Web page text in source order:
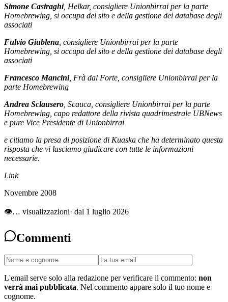
Simone Casiraghi, Helkar, consigliere Unionbirrai per la parte
Homebrewing, si occupa del sito e della gestione dei database degli
associati
Fulvio Giublena , consigliere Unionbirrai per la parte
Homebrewing, si occupa del sito e della gestione dei database degli
associati
Francesco Mancini, Frà dal Forte, consigliere Unionbirrai per la
parte Homebrewing
Andrea Sclausero , Scauca, consigliere Unionbirrai per la parte
Homebrewing, capo redattore della rivista quadrimestrale UBNews
e pure Vice Presidente di Unionbirrai
e citiamo la presa di posizione di Kuaska che ha determinato questa
risposta che vi lasciamo giudicare con tutte le informazioni
necessarie.
Link
Novembre 2008
👁… visualizzazioni· dal 1 luglio 2026
Commenti
L'email serve solo alla redazione per verificare il commento: non
verrà mai pubblicata. Nel commento appare solo il tuo nome e
cognome.